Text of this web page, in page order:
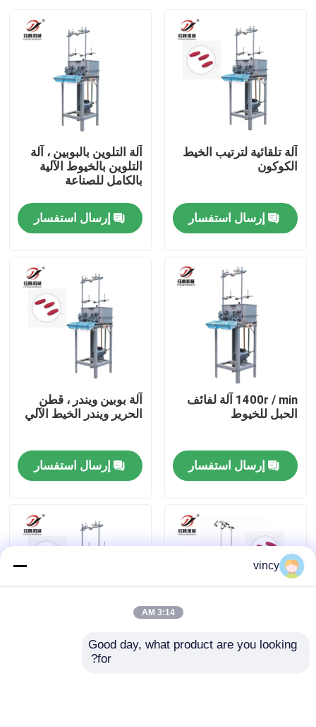
المنتجات
فيديوهات
معلومات عنا
رقابة جودة
اتصل بنا
آلة تلقائية لترتيب الخيط
الكوكون
إرسال استفسار
آلة التلوين بالبوبين ، آلة
التلوين بالخيوط الآلية
بالكامل للصناعة
إرسال استفسار
1400r / min آلة لفائف
الحبل للخيوط
إرسال استفسار
آلة بوبين ويندر ، قطن
الحرير ويندر الخيط الآلي
إرسال استفسار
آلة تدوير الخيوط
عجلة صناعية أوتوماتيكية
لآلات الملفوفة
vincy
3:14 AM
Good day, what product are you looking
for?